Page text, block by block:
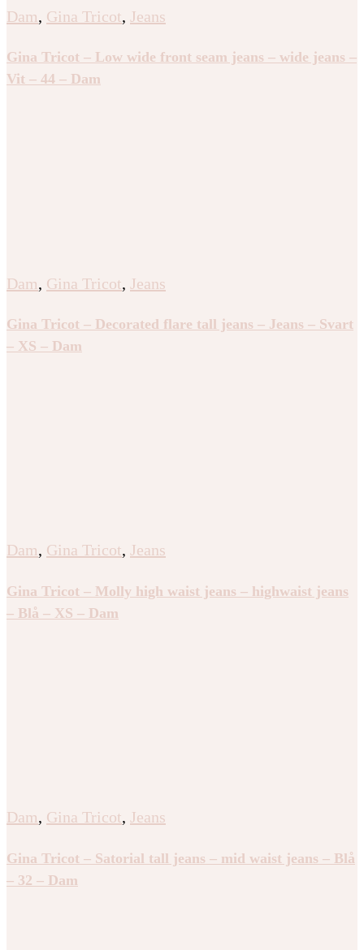
Dam, Gina Tricot, Jeans
Gina Tricot – Low wide front seam jeans – wide jeans –
Vit – 44 – Dam
Dam, Gina Tricot, Jeans
Gina Tricot – Decorated flare tall jeans – Jeans – Svart
– XS – Dam
Dam, Gina Tricot, Jeans
Gina Tricot – Molly high waist jeans – highwaist jeans
– Blå – XS – Dam
Dam, Gina Tricot, Jeans
Gina Tricot – Satorial tall jeans – mid waist jeans – Blå
– 32 – Dam